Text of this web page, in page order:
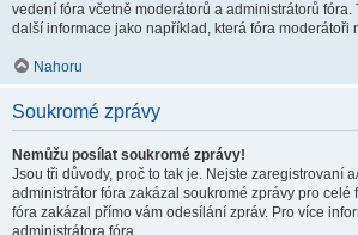
vedení fóra včetně moderátorů a administrátorů fóra.
další informace jako například, která fóra moderátoři
Nahoru
Soukromé zprávy
Nemůžu posílat soukromé zprávy!
Jsou tři důvody, proč to tak je. Nejste zaregistrovaní
administrátor fóra zakázal soukromé zprávy pro celé
fóra zakázal přímo vám odesílání zpráv. Pro více
administrátora fóra.